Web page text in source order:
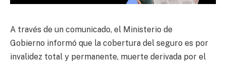
A través de un comunicado, el Ministerio de
Gobierno informó que la cobertura del seguro es por
invalidez total y permanente, muerte derivada por el